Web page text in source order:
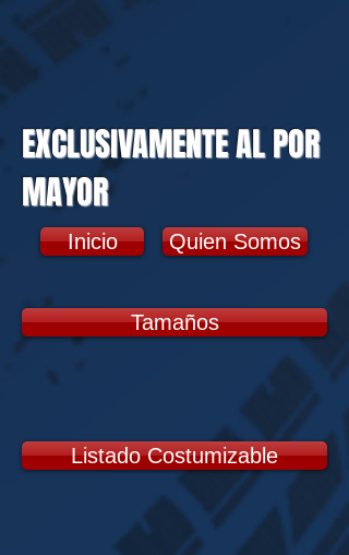
EXCLUSIVAMENTE AL POR
MAYOR
Inicio Quien Somos
Tamaños
Listado Costumizable